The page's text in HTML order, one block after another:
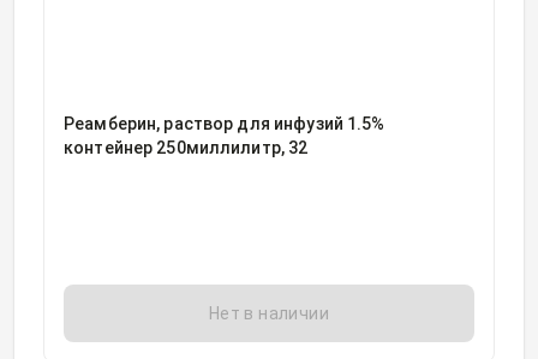
Реамберин, раствор для инфузий 1.5%
контейнер 250миллилитр, 32
Нет в наличии